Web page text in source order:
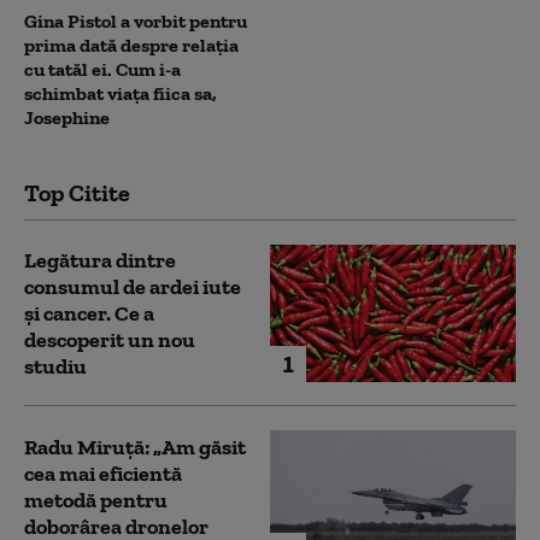
Gina Pistol a vorbit pentru
prima dată despre relația
cu tatăl ei. Cum i-a
schimbat viața fiica sa,
Josephine
Top Citite
1
Legătura dintre
consumul de ardei iute
și cancer. Ce a
descoperit un nou
studiu
Radu Miruță: „Am găsit
cea mai eficientă
metodă pentru
doborârea dronelor